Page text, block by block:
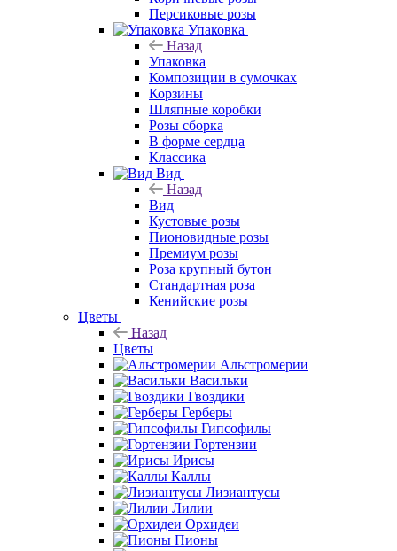
Персиковые розы
Упаковка
Назад
Упаковка
Композиции в сумочках
Корзины
Шляпные коробки
Розы сборка
В форме сердца
Классика
Вид
Назад
Вид
Кустовые розы
Пионовидные розы
Премиум розы
Роза крупный бутон
Стандартная роза
Кенийские розы
Цветы
Назад
Цветы
Альстромерии
Васильки
Гвоздики
Герберы
Гипсофилы
Гортензии
Ирисы
Каллы
Лизиантусы
Лилии
Орхидеи
Пионы